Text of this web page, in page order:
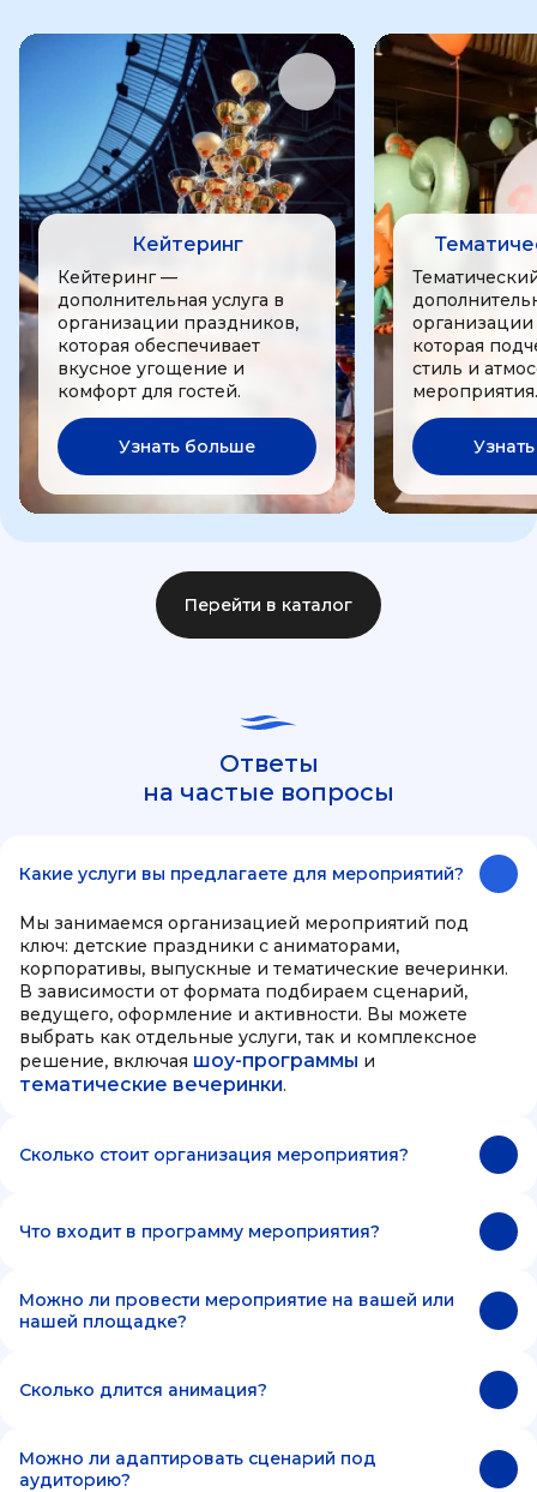
Кейтеринг
Кейтеринг —
дополнительная услуга в
организации праздников,
которая обеспечивает
вкусное угощение и
комфорт для гостей.
Узнать больше
которая
стиль и
мероприятия.
Перейти в каталог
Ответы
на частые вопросы
Какие услуги вы предлагаете для мероприятий?
Мы занимаемся организацией мероприятий под
ключ: детские праздники с аниматорами,
корпоративы, выпускные и тематические вечеринки.
В зависимости от формата подбираем сценарий,
ведущего, оформление и активности. Вы можете
выбрать как отдельные услуги, так и комплексное
решение, включая шоу-программы и
тематические вечеринки.
Сколько стоит организация мероприятия?
Что входит в программу мероприятия?
Можно ли провести мероприятие на вашей или
нашей площадке?
Сколько длится анимация?
Можно ли адаптировать сценарий под
аудиторию?